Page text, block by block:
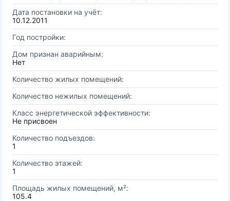
Дата постановки на учёт:
10.12.2011
Год постройки:
Дом признан аварийным:
Нет
Количество жилых помещений:
Количество нежилых помещений:
Класс энергетической эффективности:
Не присвоен
Количество подъездов:
1
Количество этажей:
1
Площадь жилых помещений, м²:
105.4